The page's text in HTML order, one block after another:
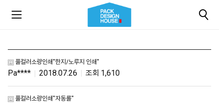
풀컬러소량인쇄"한지/노루지 인쇄"
Pa**** 2018.07.26 1,610
풀컬러소량인쇄"자동롤"